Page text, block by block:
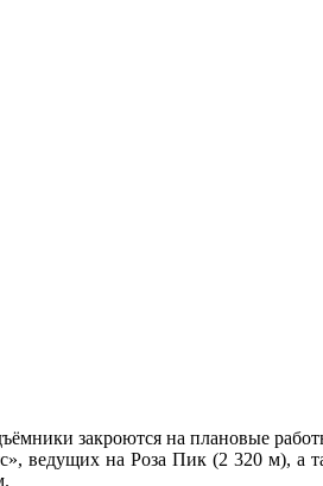
закроются на плановые
ведущих на Роза Пик (2 320 м), а